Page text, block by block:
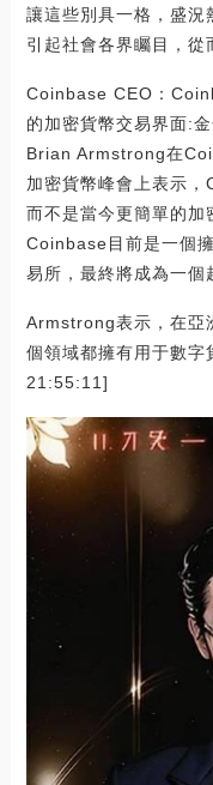
讓這些別具一格，盛況
引起社會各界矚目，從
Coinbase CEO：
的加密貨幣交易界面:
Brian Armstrong在
加密貨幣峰會上表示，
而不是當今更簡單的加
Coinbase目前是一個
易所，最終將成為一個
Armstrong表示，在亞
個領域都擁有用于數
21:55:11]